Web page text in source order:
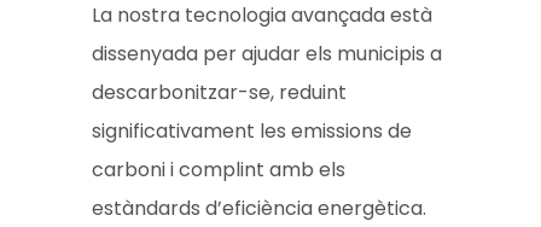
La nostra tecnologia avançada està
dissenyada per ajudar els municipis a
descarbonitzar-se, reduint
significativament les emissions de
carboni i complint amb els
estàndards d’eficiència energètica.